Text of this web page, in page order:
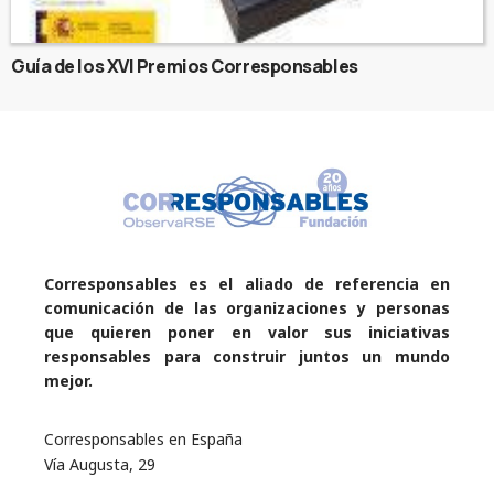
Guía de los XVI Premios Corresponsables
Corresponsables es el aliado de referencia en
comunicación de las organizaciones y personas
que quieren poner en valor sus iniciativas
responsables para construir juntos un mundo
mejor.
Corresponsables en España
Vía Augusta, 29